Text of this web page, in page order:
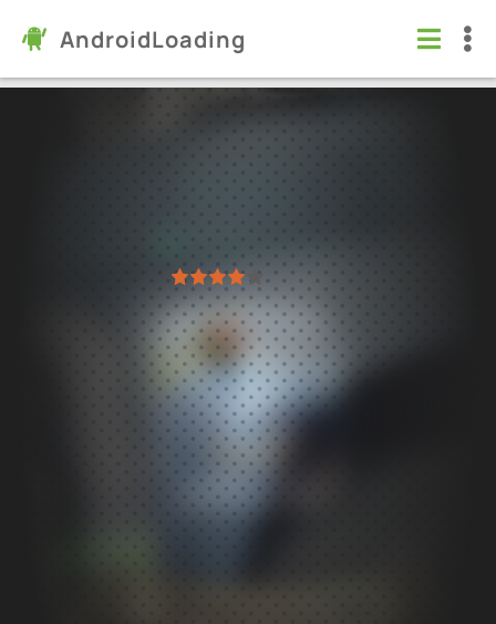
AndroidLoading
Симулятор вождения ЗИЛ 130
86